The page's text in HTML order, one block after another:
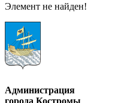
Элемент не найден!
Администрация
города Костромы